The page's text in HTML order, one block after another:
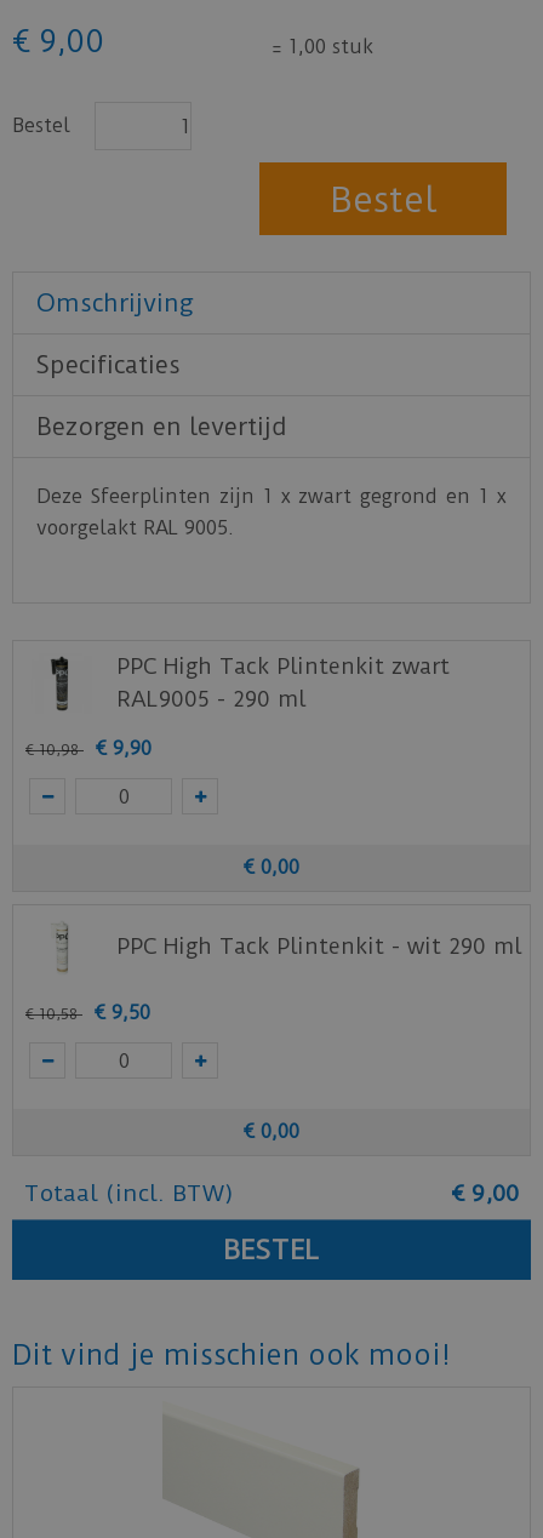
€ 9,00 = 1,00 stuk
Bestel
Omschrijving
Specificaties
Bezorgen en levertijd
Deze Sfeerplinten zijn 1 x zwart gegrond en 1 x
voorgelakt RAL 9005.
PPC High Tack Plintenkit zwart
RAL9005 - 290 ml
€ 10,98 € 9,90
€ 0,00
PPC High Tack Plintenkit - wit 290 ml
€ 10,58 € 9,50
€ 0,00
Totaal (incl. BTW) € 9,00
Dit vind je misschien ook mooi!